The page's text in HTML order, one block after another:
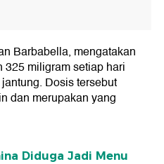
Barbabella, mengatakan
miligram setiap hari
Dosis tersebut
dan merupakan yang
Diduga Jadi Menu